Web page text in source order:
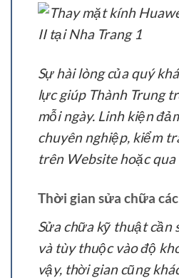
Sự hài lòng của quý
lực giúp Thành Trung
mỗi ngày. Linh kiện
chuyên nghiệp, kiểm
trên Website hoặc qua
Thời gian sửa chữa
Sửa chữa kỹ thuật cần
và tùy thuộc vào độ
vậy, thời gian cũng